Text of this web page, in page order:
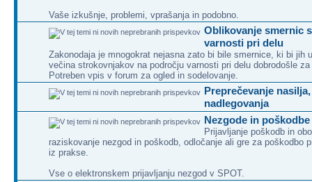
Vaše izkušnje, problemi, vprašanja in podobno.
Oblikovanje smernic
varnosti pri delu
Zakonodaja je mnogokrat nejasna zato bi bile smernice, ki bi jih
večina strokovnjakov na področju varnosti pri delu dobrodošle
Potreben vpis v forum za ogled in sodelovanje.
Preprečevanje
nadlegovanja
Nezgode in
Prijavljanje poškodb in
raziskovanje nezgod in poškodb, odločanje ali gre za poškodbo
iz prakse.
Vse o elektronskem prijavljanju nezgod v SPOT.